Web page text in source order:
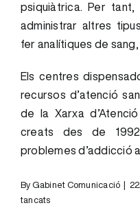
psiquiàtrica. Per
administrar altres
fer analítiques de sang,
Els centres
recursos d’atenció
de la Xarxa
creats des de
problemes d’addicció a
By Gabinet Comunicació
tancatsa